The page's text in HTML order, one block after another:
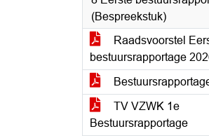
(Bespreekstuk)
Raadsvoorstel
bestuursrapportage
TV VZWK 1e
Bestuursrapportage